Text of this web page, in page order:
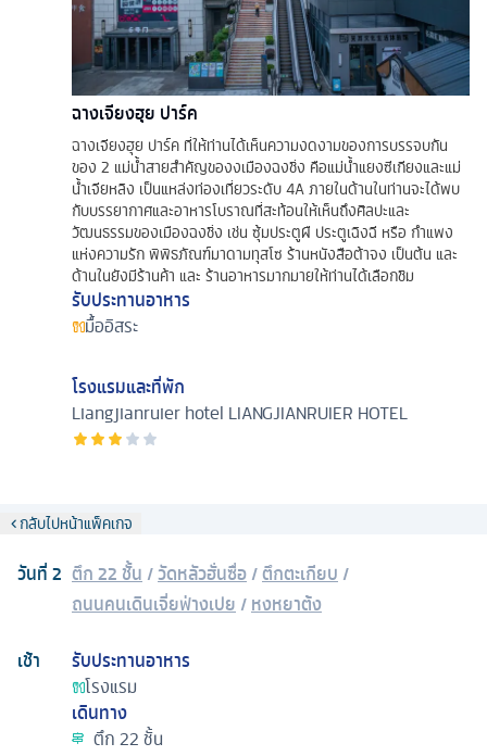
ฉางเจียงฮุย ปาร์ค
ฉางเจียงฮุย ปาร์ค ที่ให้ท่านได้เห็นความงดงามของการบรรจบกัน
ของ 2 แม่น้ำสายสำคัญของงเมืองฉงชิ่ง คือแม่น้ำแยงซีเกียงและแม่
น้ำเจียหลิง เป็นแหล่งท่องเที่ยวระดับ 4A ภายในด้านในท่านจะได้พบ
กับบรรยากาศและอาหารโบราณที่สะท้อนให้เห็นถึงศิลปะและ
วัฒนธรรมของเมืองฉงชิ่ง เช่น ซุ้มประตูผื ประตูเฉิงฉี หรือ กำแพง
แห่งความรัก พิพิธภัณฑ์มาดามทุสโซ ร้านหนังสือต้าจง เป็นต้น และ
ด้านในยังมีร้านค้า และ ร้านอาหารมากมายให้ท่านได้เลือกชิม
รับประทานอาหาร
มื้ออิสระ
โรงแรมและที่พัก
Liangjianruier hotel LIANGJIANRUIER HOTEL
กลับไปหน้าแพ็คเกจ
วันที่2 ตึก 22 ชั้น /วัดหลัวฮั่นซื่อ/ตึกตะเกียบ /
ถนนคนเดินเจี่ยฟ่างเปย /หงหยาต้ง
เช้า
รับประทานอาหาร
โรงแรม
เดินทาง
ตึก 22 ชั้น